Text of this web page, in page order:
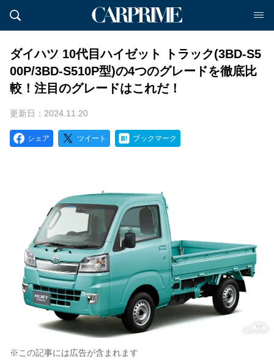
ダイハツ 10代目ハイゼット トラック(3BD-S5
00P/3BD-S510P型)の4つのグレードを徹底比
較！注目のグレードはこれだ！
更新日：2024.11.20
シェア ツイート ブックマーク
※この記事には広告が含まれます